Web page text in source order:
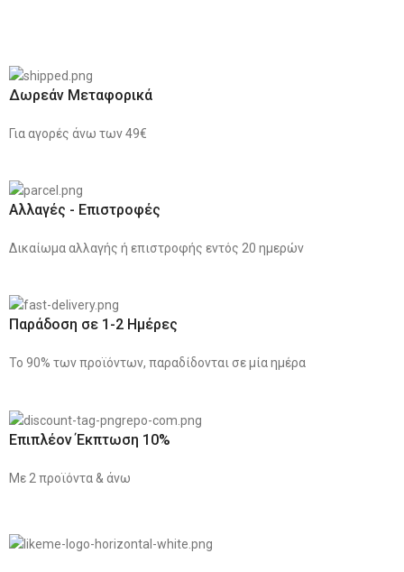
Δωρεάν Μεταφορικά
Για αγορές άνω των 49€
Αλλαγές - Επιστροφές
Δικαίωμα αλλαγής ή επιστροφής εντός 20 ημερών
Παράδοση σε 1-2 Ημέρες
Το 90% των προϊόντων, παραδίδονται σε μία ημέρα
Επιπλέον Έκπτωση 10%
Με 2 προϊόντα & άνω